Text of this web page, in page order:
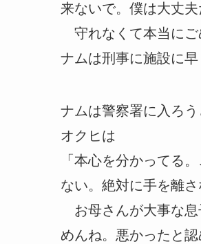
来ないで。僕は大丈
守れなくて本当にご
ナムは刑事に施設に
ナムは警察署に入ろ
オクヒは
「本心を分かってる
ない。絶対に手を離さ
お母さんが大事な息
めんね。悪かったと